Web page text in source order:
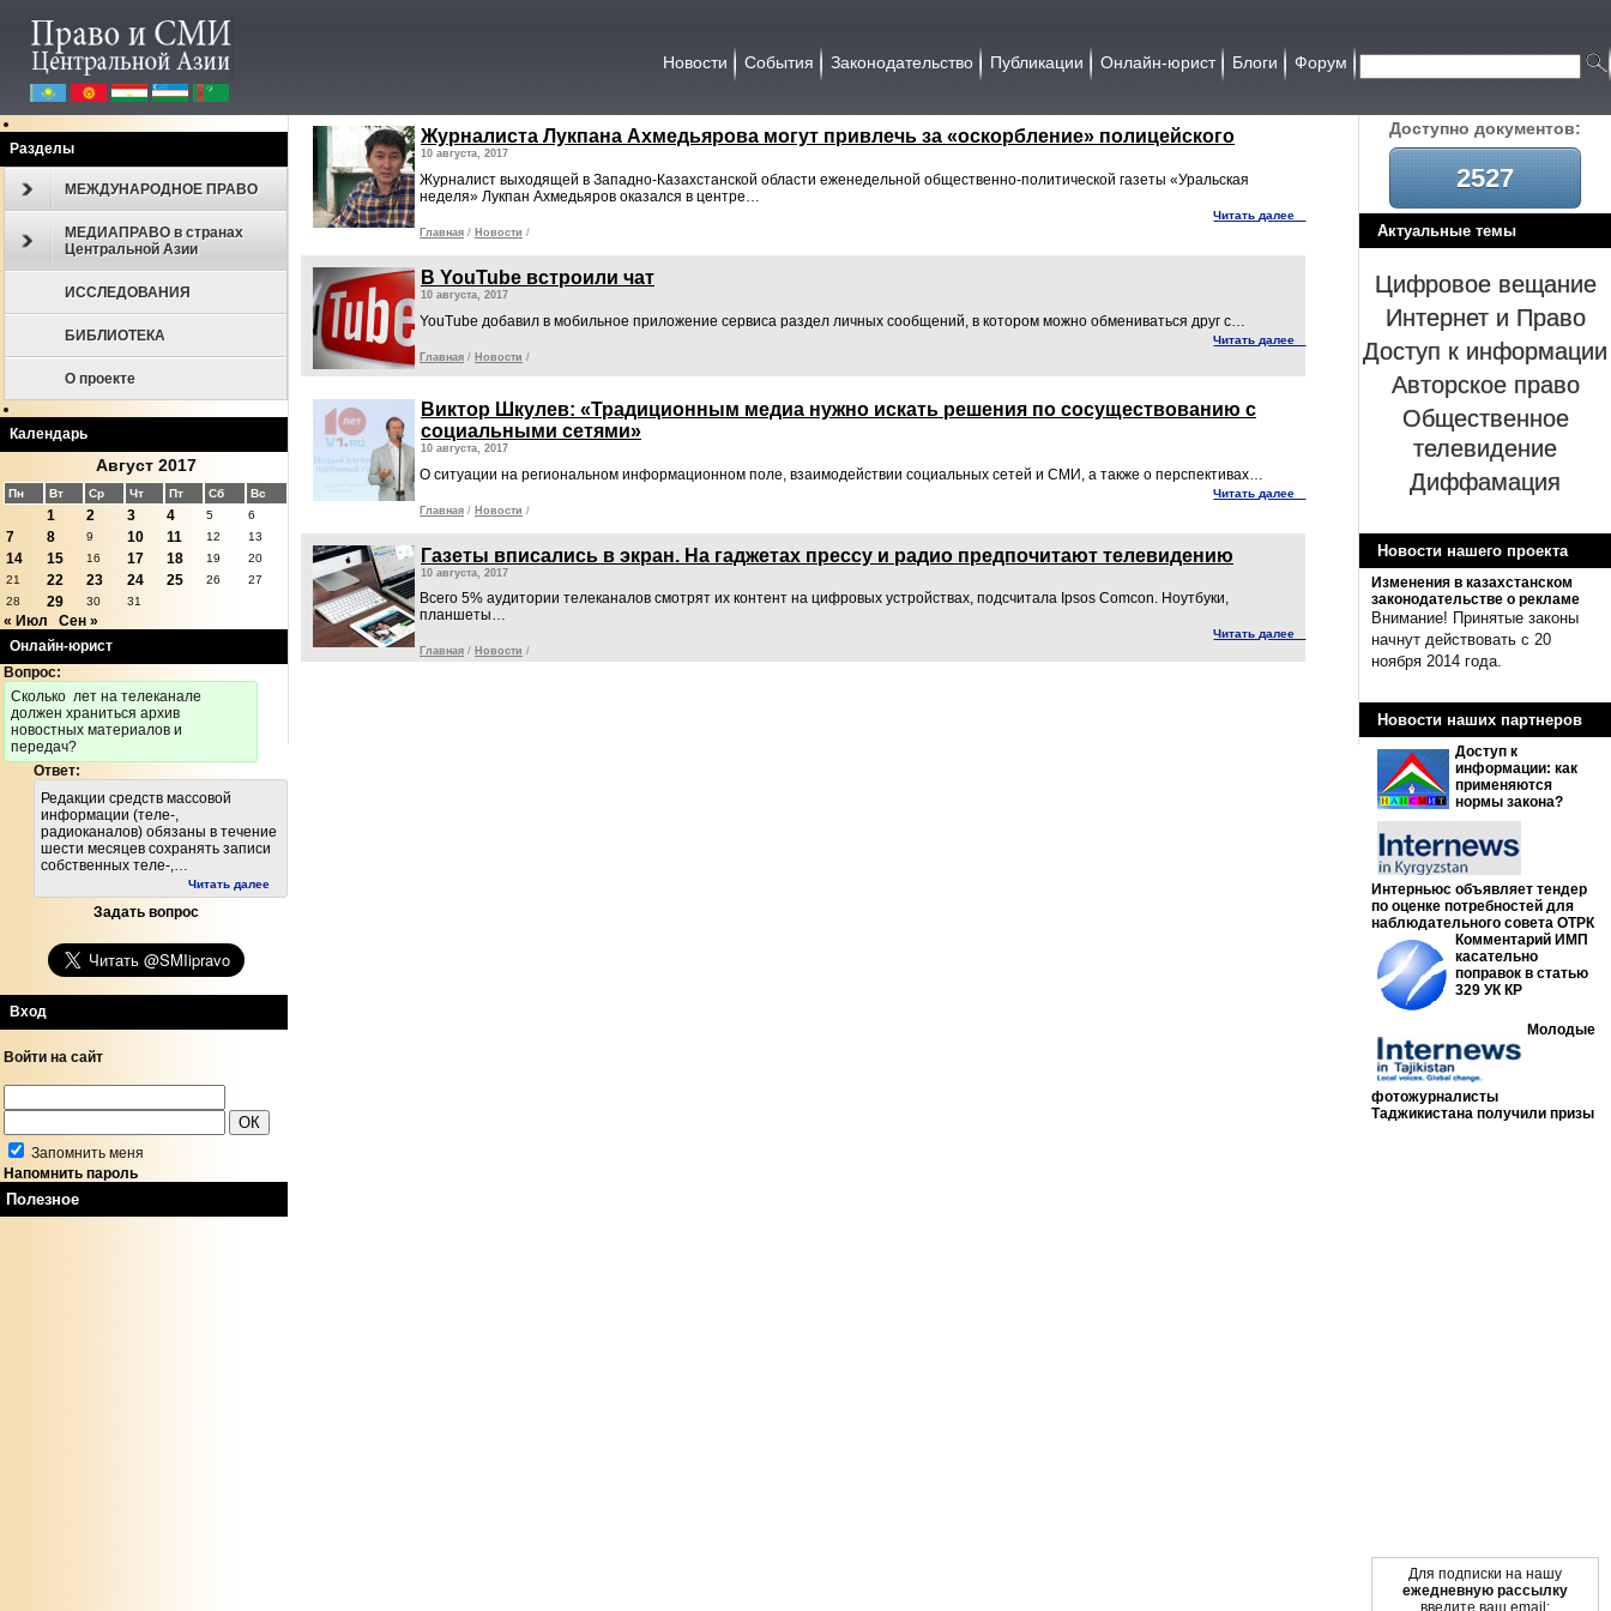
Новости События Законодательство Публикации Онлайн-юрист Блоги Форум
Доcтупно документов:
2527
Актуальные темы
Цифровое вещание
Интернет и Право
Доступ к информации
Авторское право
Общественное
телевидение
Диффамация
Новости нашего проекта
Изменения в казахстанском
законодательстве о рекламе
Внимание! Принятые законы
начнут действовать с 20
ноября 2014 года.
Новости наших партнеров
Доступ к
информации: как
применяются
нормы закона?
Интерньюс объявляет тендер
по оценке потребностей для
наблюдательного совета ОТРК
Комментарий ИМП
касательно
поправок в статью
329 УК КР
Молодые
фотожурналисты
Таджикистана получили призы
Для подписки на нашу
ежедневную рассылку
введите ваш email:
Разделы
МЕЖДУНАРОДНОЕ ПРАВО
МЕДИАПРАВО в странах
Центральной Азии
ИССЛЕДОВАНИЯ
БИБЛИОТЕКА
О проекте
Календарь
Август 2017
Пн Вт Ср Чт Пт Сб Вс
1 2 3 4 5 6
7 8 9 10 11 12 13
14 15 16 17 18 19
20
21
22 23 24 25 26
27
28
29 30 31
« Июл
Сен »
Онлайн-юрист
Вопрос:
Cколько лет на телеканале
должен храниться архив
новостных материалов и
передач?
Ответ:
Редакции средств массовой
информации (теле-,
радиоканалов) обязаны в течение
шести месяцев сохранять записи
собственных теле-,…
Читать далее
Задать вопрос
Вход
Войти на сайт
Запомнить меня
Напомнить пароль
Полезное
Журналиста Лукпана Ахмедьярова могут привлечь за «оскорбление» полицейского
10 августа, 2017
Журналист выходящей в Западно-Казахстанской области еженедельной общественно-политической газеты «Уральская
неделя» Лукпан Ахмедьяров оказался в центре…
Читать далее
Главная / Новости /
В YouTube встроили чат
10 августа, 2017
YouTube добавил в мобильное приложение сервиса раздел личных сообщений, в котором можно обмениваться друг с…
Читать далее
Главная / Новости /
Виктор Шкулев: «Традиционным медиа нужно искать решения по сосуществованию с
социальными сетями»
10 августа, 2017
О ситуации на региональном информационном поле, взаимодействии социальных сетей и СМИ, а также о перспективах…
Читать далее
Главная / Новости /
Газеты вписались в экран. На гаджетах прессу и радио предпочитают телевидению
10 августа, 2017
Всего 5% аудитории телеканалов смотрят их контент на цифровых устройствах, подсчитала Ipsos Comcon. Ноутбуки,
планшеты…
Читать далее
Главная / Новости /